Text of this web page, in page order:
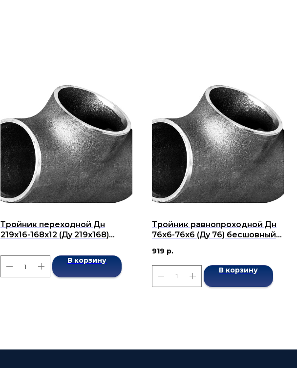
Тройник переходной Дн
219х16-168х12 (Ду 219х168)
В корзину
Тройник равнопроходной Дн
76x6-76x6 (Ду 76) бесшовный
919 р.
В корзину